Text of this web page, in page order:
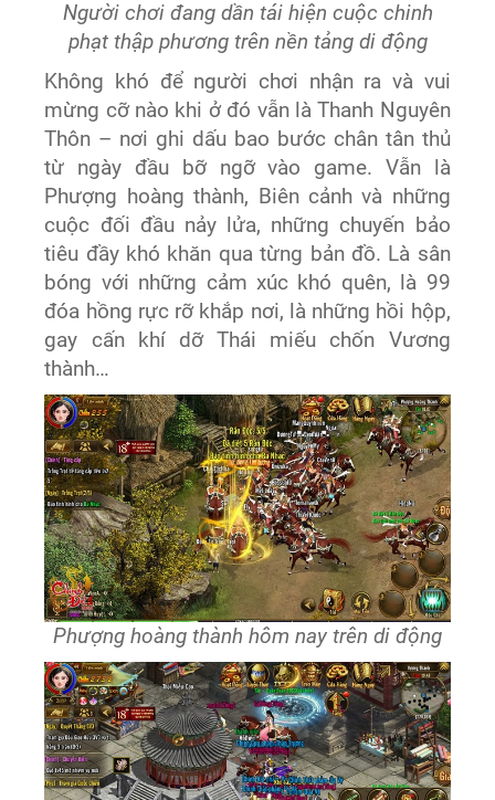
Người chơi đang dần tái hiện cuộc chinh
phạt thập phương trên nền tảng di động
Không khó để người chơi nhận ra và vui
mừng cỡ nào khi ở đó vẫn là Thanh Nguyên
Thôn – nơi ghi dấu bao bước chân tân thủ
từ ngày đầu bỡ ngỡ vào game. Vẫn là
Phượng hoàng thành, Biên cảnh và những
cuộc đối đầu nảy lửa, những chuyến bảo
tiêu đầy khó khăn qua từng bản đồ. Là sân
bóng với những cảm xúc khó quên, là 99
đóa hồng rực rỡ khắp nơi, là những hồi hộp,
gay cấn khí dỡ Thái miếu chốn Vương
thành…
Phượng hoàng thành hôm nay trên di động